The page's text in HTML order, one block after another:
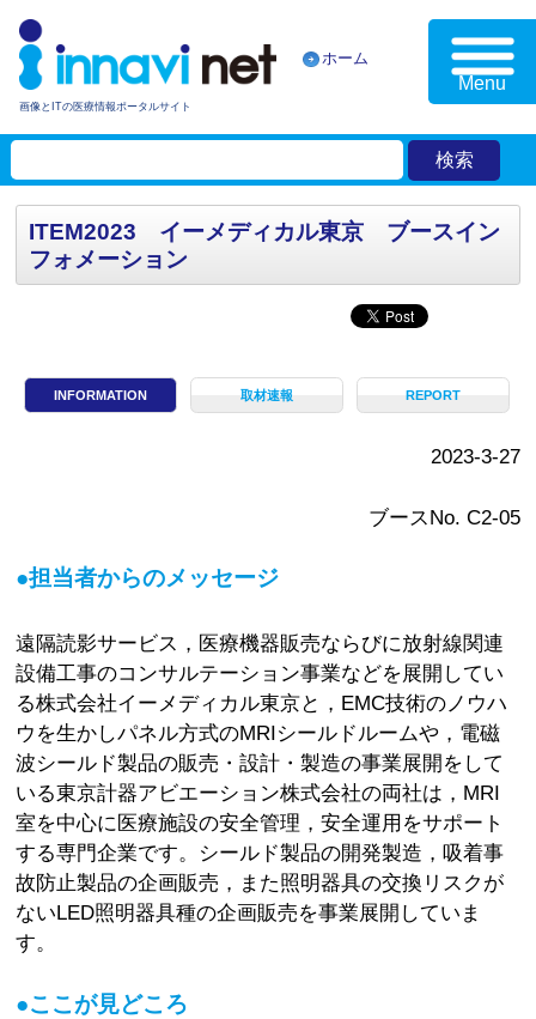
画像とITの医療情報ポータルサイト
ホーム
Menu
ITEM2023 イーメディカル東京 ブースイン
フォメーション
INFORMATION 取材速報 REPORT
2023-3-27
ブースNo. C2-05
●担当者からのメッセージ
遠隔読影サービス，医療機器販売ならびに放射線関連
設備工事のコンサルテーション事業などを展開してい
る株式会社イーメディカル東京と，EMC技術のノウハ
ウを生かしパネル方式のMRIシールドルームや，電磁
波シールド製品の販売・設計・製造の事業展開をして
いる東京計器アビエーション株式会社の両社は，MRI
室を中心に医療施設の安全管理，安全運用をサポート
する専門企業です。シールド製品の開発製造，吸着事
故防止製品の企画販売，また照明器具の交換リスクが
ないLED照明器具種の企画販売を事業展開していま
す。
●ここが見どころ